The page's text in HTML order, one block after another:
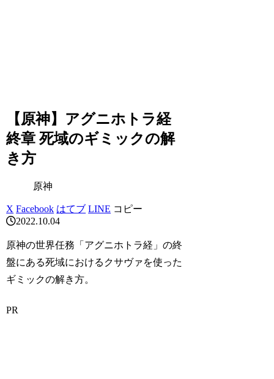
【原神】アグニホトラ経
終章 死域のギミックの解
き方
原神
X Facebook はてブ LINE コピー
2022.10.04
原神の世界任務「アグニホトラ経」の終
盤にある死域におけるクサヴァを使った
ギミックの解き方。
PR